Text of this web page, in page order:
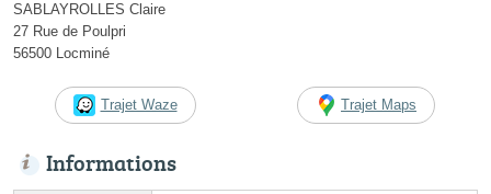
SABLAYROLLES Claire
27 Rue de Poulpri
56500 Locminé
Trajet Waze Trajet Maps
Informations